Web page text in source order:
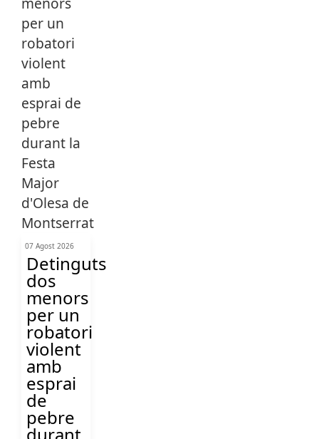
07 Agost 2026
Detinguts
dos
menors
per un
robatori
violent
amb
esprai
de
pebre